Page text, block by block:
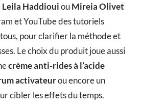
Leila HaddiouiouMireia Olivet
et YouTube des tutoriels
pour clarifier la méthode et
Le choix du produit joue aussi
crème anti-rides à l’acide
activateurou encore un
cibler les effets du temps.